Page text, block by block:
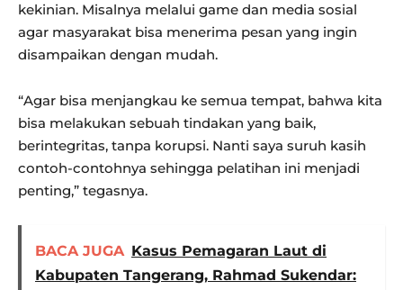
kekinian. Misalnya melalui game dan media sosial
agar masyarakat bisa menerima pesan yang ingin
disampaikan dengan mudah.
“Agar bisa menjangkau ke semua tempat, bahwa kita
bisa melakukan sebuah tindakan yang baik,
berintegritas, tanpa korupsi. Nanti saya suruh kasih
contoh-contohnya sehingga pelatihan ini menjadi
penting,” tegasnya.
BACA JUGA Kasus Pemagaran Laut di
Kabupaten Tangerang, Rahmad Sukendar: